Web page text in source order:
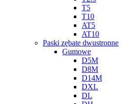
T5
T10
AT5
AT10
Paski zębate dwustronne
Gumowe
D5M
D8M
D14M
DXL
DL